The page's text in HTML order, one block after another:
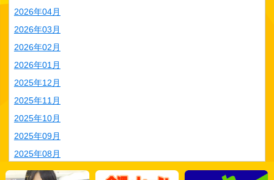
2026年04月
2026年03月
2026年02月
2026年01月
2025年12月
2025年11月
2025年10月
2025年09月
2025年08月
2025年07月